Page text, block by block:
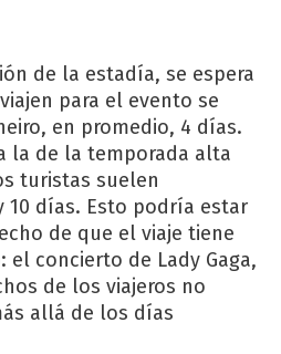
de la estadía, se espera
para el evento se
en promedio, 4 días.
la de la temporada alta
turistas suelen
10 días. Esto podría estar
de que el viaje tiene
concierto de Lady Gaga,
de los viajeros no
allá de los días